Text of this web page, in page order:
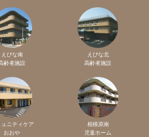
えびな南
齢者施設
えびな北
高齢者施設
ュニティケア
おおや
相模原南
児童ホーム